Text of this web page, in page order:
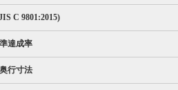
C 9801:2015)
達成率
行寸法